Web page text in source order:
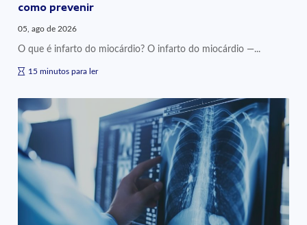
como prevenir
05, ago de 2026
O que é infarto do miocárdio? O infarto do miocárdio —...
15 minutos para ler